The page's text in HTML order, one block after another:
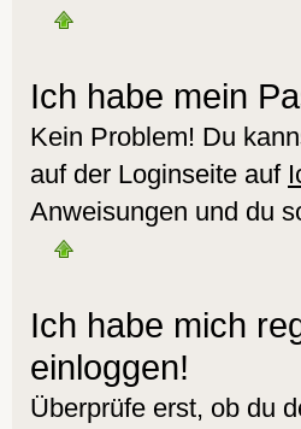
Ich habe mein
Kein Problem! Du
auf der Loginseite auf
Anweisungen und du
Ich habe mich
einloggen!
Überprüfe erst, ob du